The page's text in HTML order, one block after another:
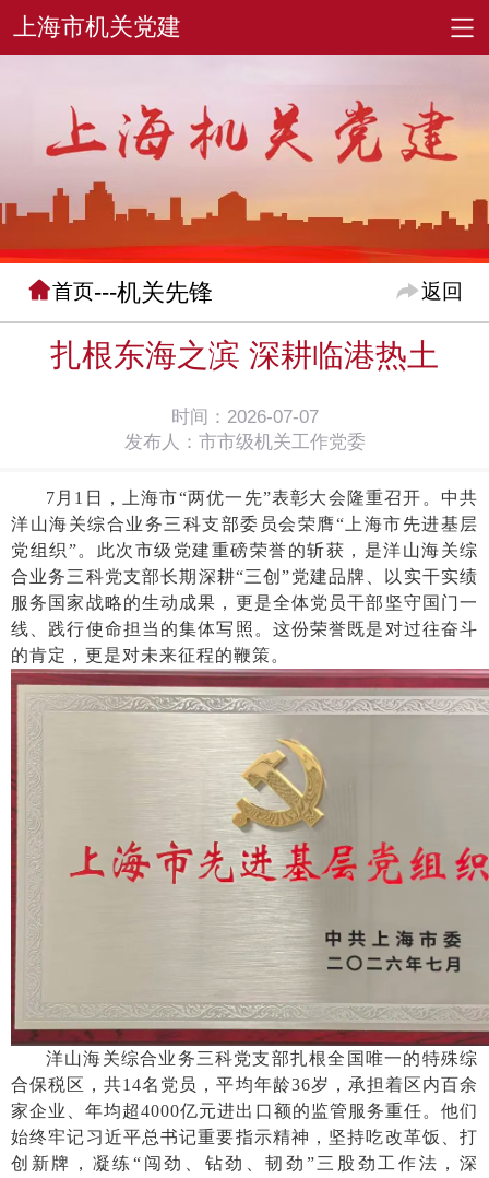
首页---机关先锋 返回
扎根东海之滨 深耕临港热土
时间：2026-07-07
发布人：市市级机关工作党委
7月1日，上海市“两优一先”表彰大会隆重召开。中共
洋山海关综合业务三科支部委员会荣膺“上海市先进基层
党组织”。此次市级党建重磅荣誉的斩获，是洋山海关综
合业务三科党支部长期深耕“三创”党建品牌、以实干实绩
服务国家战略的生动成果，更是全体党员干部坚守国门一
线、践行使命担当的集体写照。这份荣誉既是对过往奋斗
的肯定，更是对未来征程的鞭策。
洋山海关综合业务三科党支部扎根全国唯一的特殊综
合保税区，共14名党员，平均年龄36岁，承担着区内百余
家企业、年均超4000亿元进出口额的监管服务重任。他们
始终牢记习近平总书记重要指示精神，坚持吃改革饭、打
创新牌，凝练“闯劲、钻劲、韧劲”三股劲工作法，深